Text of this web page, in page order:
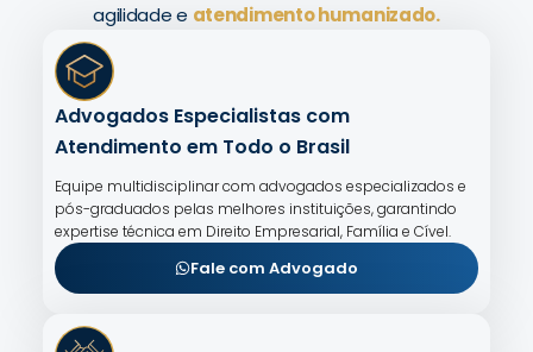
agilidade e atendimento humanizado.
Advogados Especialistas com
Atendimento em Todo o Brasil
Equipe multidisciplinar com advogados especializados e
pós-graduados pelas melhores instituições, garantindo
expertise técnica em Direito Empresarial, Família e Cível.
Fale com Advogado